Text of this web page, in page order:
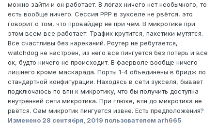
можно зайти и он работает. В логах ничего нет необычного, то
есть вообще ничего. Сессия РРР в зукселе не рвётся, это
говорит о том, что провайдер не при чем. В микротике при
этом всем все работает. Трафик крутится, пакетики мутятся.
Все счастливы без нареканий. Роутер не ребутается,
watchdog не настроен, из него все пингуется без потерь и все
ок, будто ничего не происходит. В фаерволе вообще ничего
лишнего кроме маскарада. Порты 1-4 объединены в бридж по
стандартной конфигурации. Находясь в сети зукселя, бывает
подключаюсь по впн к микротику, что бы получить доступна
внутренней сети микротика. При глюке, впн до микротика не
рвётся. Сам микротик пингуется извне. Есть предположения?
Изменено 28 сентября, 2019 пользователем arh665